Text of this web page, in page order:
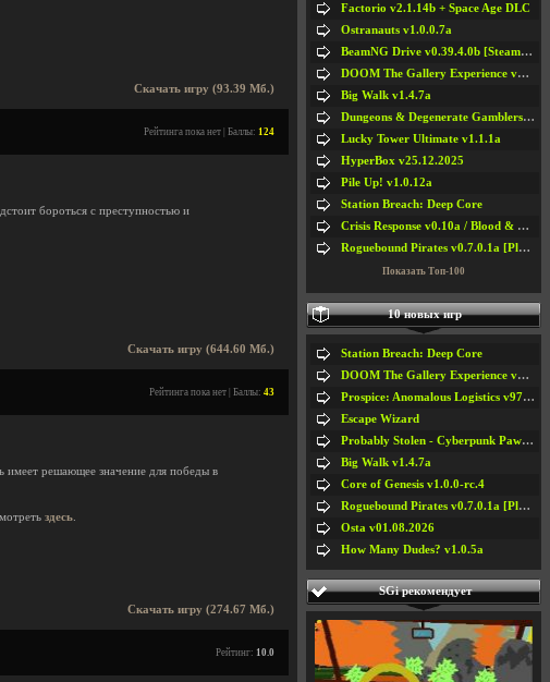
Скачать игру (93.39 Мб.)
Рейтинга пока нет | Баллы: 124
бороться с преступностью и
Скачать игру (644.60 Мб.)
Рейтинга пока нет | Баллы: 43
имеет решающее значение для победы в
здесь
Скачать игру (274.67 Мб.)
Рейтинг: 10.0
Factorio v2.1.14b + Space Age DLC
Ostranauts v1.0.0.7a
BeamNG Drive v0.39.4.0b [Steam Early Access]
DOOM The Gallery Experience v1.4.2
Big Walk v1.4.7a
Dungeons & Degenerate Gamblers v2.0.2a
Lucky Tower Ultimate v1.1.1a
HyperBox v25.12.2025
Pile Up! v1.0.12a
Station Breach: Deep Core
Crisis Response v0.10a / Blood & Bullet
Roguebound Pirates v0.7.0.1a [Playtest]
Показать Топ-100
10 новых игр
Station Breach: Deep Core
DOOM The Gallery Experience v1.4.2
Prospice: Anomalous Logistics v97 [Playtest]
Escape Wizard
Probably Stolen - Cyberpunk Pawnshop Simulator v048c [Playtest]
Big Walk v1.4.7a
Core of Genesis v1.0.0-rc.4
Roguebound Pirates v0.7.0.1a [Playtest]
Osta v01.08.2026
How Many Dudes? v1.0.5a
SGi рекомендует